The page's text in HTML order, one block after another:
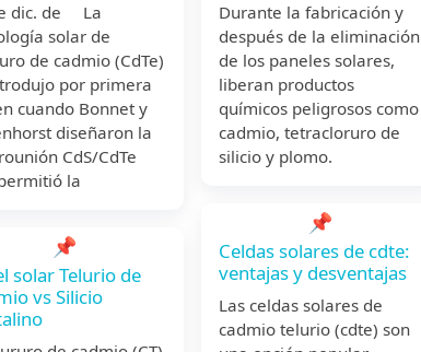
dic. de La
solar de
de cadmio (CdTe)
por primera
cuando Bonnet y
diseñaron la
CdS/CdTe
la
📌
solar Telurio de
vs Silicio
Durante la fabricación y
después de la eliminación
de los paneles solares,
liberan productos
químicos peligrosos como
cadmio, tetracloruro de
silicio y plomo.
📌
Celdas solares de cdte:
ventajas y desventajas
Las celdas solares de
cadmio telurio (cdte) son